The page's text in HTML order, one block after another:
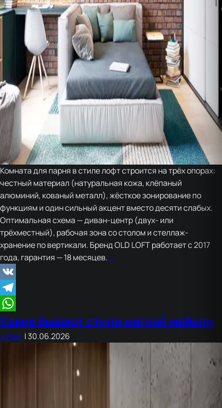
Комната для парня в стиле лофт строится на трёх опорах:
честный материал (натуральная кожа, клёпаный
алюминий, кованый металл), жёсткое зонирование по
функциям и один сильный акцент вместо десяти слабых.
Оптимальная схема — диван-центр (двух- или
трёхместный), рабочая зона со столом и стеллаж-
хранение по вертикали. Бренд OLD LOFT работает с 2017
года, гарантия — 18 месяцев. …
лофт
VK
Telegram
WhatsApp
Какие бывают стили мягкой мебели
admin | 30.06.2026